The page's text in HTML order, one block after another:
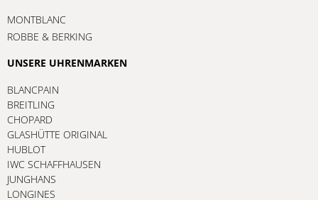
MONTBLANC
ROBBE & BERKING
UNSERE UHRENMARKEN
BLANCPAIN
BREITLING
CHOPARD
GLASHÜTTE ORIGINAL
HUBLOT
IWC SCHAFFHAUSEN
JUNGHANS
LONGINES